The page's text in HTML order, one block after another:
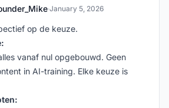
·January 5, 2026
op de keuze.
vanaf nul opgebouwd. Geen
in AI-training. Elke keuze is